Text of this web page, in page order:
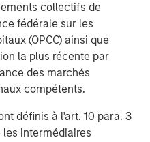
collectifs de
fédérale sur les
(OPCC) ainsi que
la plus récente par
des marchés
compétents.
définis à l'art. 10 para. 3
les intermédiaires
European High Yield